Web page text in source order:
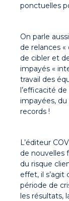
ponctuelles
On parle
de relances
de cibler et
impayés «
travail des
l’efficacité
impayées, du
records !
L’éditeur
de nouvelles
du risque
effet, il s’agit
période de
les résultats,